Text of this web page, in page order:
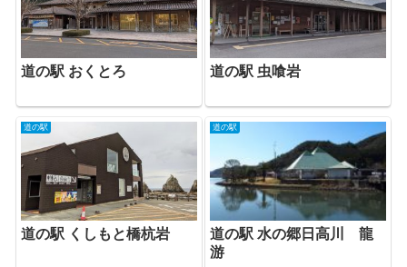
道の駅 おくとろ 道の駅 虫喰岩
道の駅
道の駅 くしもと橋杭岩
道の駅
道の駅 水の郷日高川 龍
游